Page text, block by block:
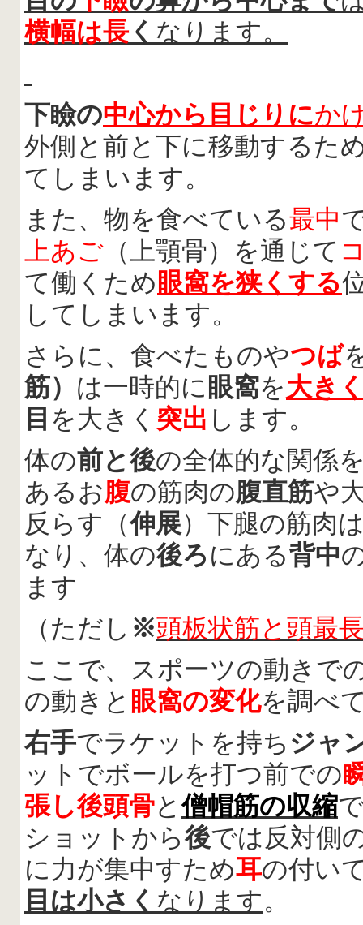
横幅は長 く なります。
下瞼の中心から目じりにか
外側と前と下に移動するた
てしまいます。
また、物を食べている最中
上あご （上顎骨）を通じて
て働くため 眼窩を狭くする
してしまいます。
さらに、食べたものやつば
筋） は一時的に 眼窩を大き
目 を大きく 突出 します。
体の前と後の全体的な関係
あるお腹の筋肉の腹直筋や
反らす（伸展）下腿の筋肉
なり、体の後ろにある背中
ます
（ただし ※頭板状筋と頭最
ここで、スポーツの動きで
の動きと 眼窩の変化を調べ
右手でラケットを持ち ジャ
ットでボールを打つ前での
張し後頭骨と僧帽筋の収縮
ショットから後では反対側
に力が集中すため耳の付い
目は小さく なります。